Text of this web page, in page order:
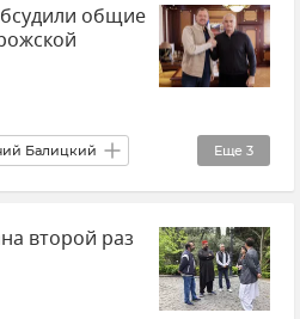
народов Крыма
общие
Еще 3
Балицкий
второй раз